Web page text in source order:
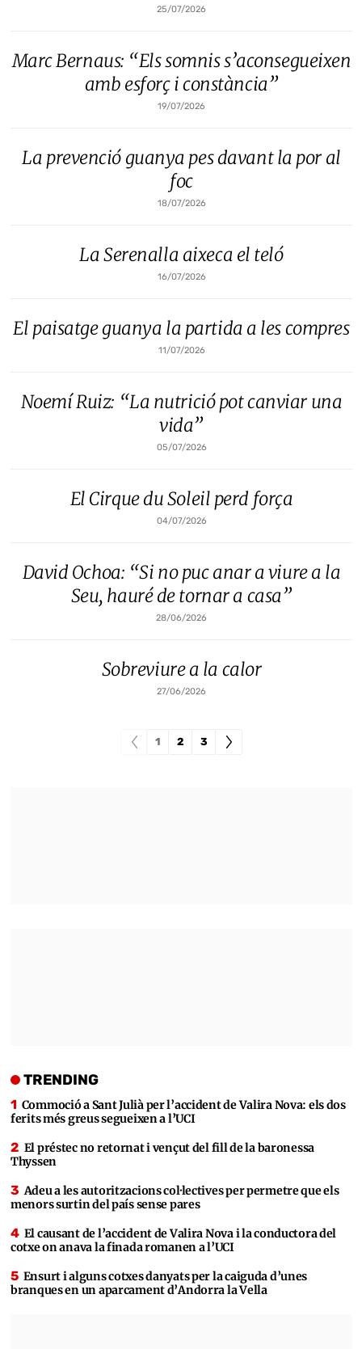
25/07/2026
Marc Bernaus: “Els somnis s’aconsegueixen
amb esforç i constància”
19/07/2026
La prevenció guanya pes davant la por al
foc
18/07/2026
La Serenalla aixeca el teló
16/07/2026
El paisatge guanya la partida a les compres
11/07/2026
Noemí Ruiz: “La nutrició pot canviar una
vida”
05/07/2026
El Cirque du Soleil perd força
04/07/2026
David Ochoa: “Si no puc anar a viure a la
Seu, hauré de tornar a casa”
28/06/2026
Sobreviure a la calor
27/06/2026
1 2 3
TRENDING
Commoció a Sant Julià per l’accident de Valira Nova: els dos
ferits més greus segueixen a l’UCI
El préstec no retornat i vençut del fill de la baronessa
Thyssen
Adeu a les autoritzacions col·lectives per permetre que els
menors surtin del país sense pares
El causant de l’accident de Valira Nova i la conductora del
cotxe on anava la finada romanen a l’UCI
Ensurt i alguns cotxes danyats per la caiguda d’unes
branques en un aparcament d’Andorra la Vella